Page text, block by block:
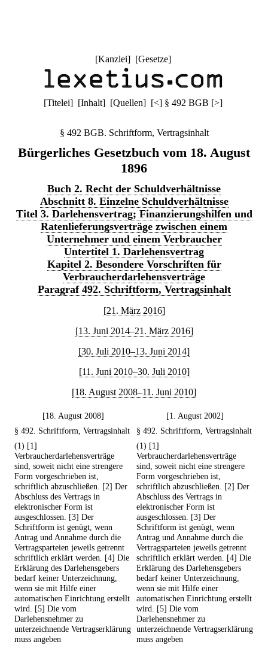
[Kanzlei] [Gesetze]
[Titelei] [Inhalt] [Quellen] [<] § 492 BGB [>]
§ 492 BGB. Schriftform, Vertragsinhalt
Bürgerliches Gesetzbuch vom 18. August
1896
Buch 2. Recht der Schuldverhältnisse
Abschnitt 8. Einzelne Schuldverhältnisse
Titel 3. Darlehensvertrag; Finanzierungshilfen und
Ratenlieferungsverträge zwischen einem
Unternehmer und einem Verbraucher
Untertitel 1. Darlehensvertrag
Kapitel 2. Besondere Vorschriften für
Verbraucherdarlehensverträge
Paragraf 492. Schriftform, Vertragsinhalt
[21. März 2016]
[13. Juni 2014–21. März 2016]
[30. Juli 2010–13. Juni 2014]
[11. Juni 2010–30. Juli 2010]
[18. August 2008–11. Juni 2010]
[18. August 2008]
[1. August 2002]
§ 492. Schriftform, Vertragsinhalt
§ 492. Schriftform, Vertragsinhalt
(1) [1]
Verbraucherdarlehensverträge
sind, soweit nicht eine strengere
Form vorgeschrieben ist,
schriftlich abzuschließen. [2] Der
Abschluss des Vertrags in
elektronischer Form ist
ausgeschlossen. [3] Der
Schriftform ist genügt, wenn
Antrag und Annahme durch die
Vertragsparteien jeweils getrennt
schriftlich erklärt werden. [4] Die
Erklärung des Darlehensgebers
bedarf keiner Unterzeichnung,
wenn sie mit Hilfe einer
automatischen Einrichtung erstellt
wird. [5] Die vom
Darlehensnehmer zu
unterzeichnende Vertragserklärung
muss angeben
(1) [1]
Verbraucherdarlehensverträge
sind, soweit nicht eine strengere
Form vorgeschrieben ist,
schriftlich abzuschließen. [2] Der
Abschluss des Vertrags in
elektronischer Form ist
ausgeschlossen. [3] Der
Schriftform ist genügt, wenn
Antrag und Annahme durch die
Vertragsparteien jeweils getrennt
schriftlich erklärt werden. [4] Die
Erklärung des Darlehensgebers
bedarf keiner Unterzeichnung,
wenn sie mit Hilfe einer
automatischen Einrichtung erstellt
wird. [5] Die vom
Darlehensnehmer zu
unterzeichnende Vertragserklärung
muss angeben